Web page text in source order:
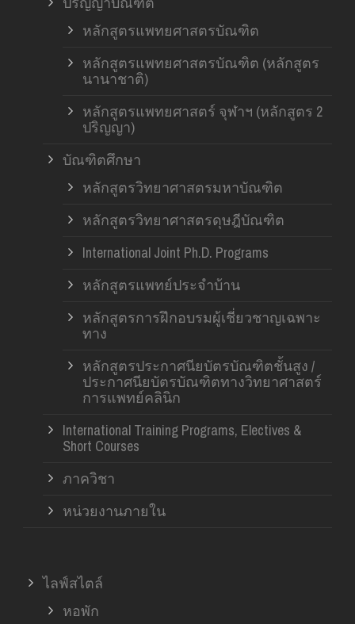
หลักสูตรแพทยศาสตรบัณฑิต
หลักสูตรแพทยศาสตรบัณฑิต (หลักสูตร
นานาชาติ)
หลักสูตรแพทยศาสตร์ จุฬาฯ (หลักสูตร 2
ปริญญา)
บัณฑิตศึกษา
หลักสูตรวิทยาศาสตรมหาบัณฑิต
หลักสูตรวิทยาศาสตรดุษฎีบัณฑิต
International Joint Ph.D. Programs
หลักสูตรแพทย์ประจำบ้าน
หลักสูตรการฝึกอบรมผู้เชี่ยวชาญเฉพาะ
ทาง
หลักสูตรประกาศนียบัตรบัณฑิตชั้นสูง /
ประกาศนียบัตรบัณฑิตทางวิทยาศาสตร์
การแพทย์คลินิก
International Training Programs, Electives &
Short Courses
ภาควิชา
หน่วยงานภายใน
ไลฟ์สไตล์
หอพัก